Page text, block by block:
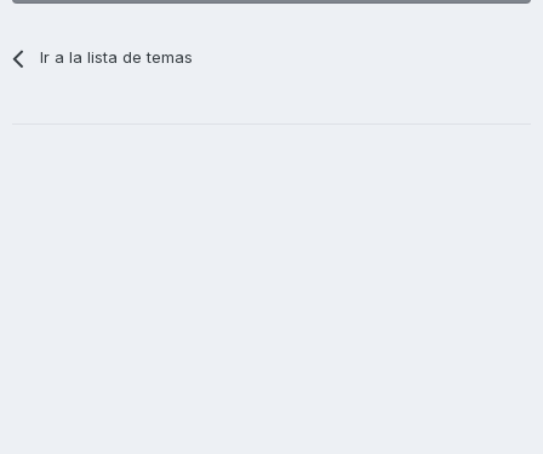
Ir a la lista de temas